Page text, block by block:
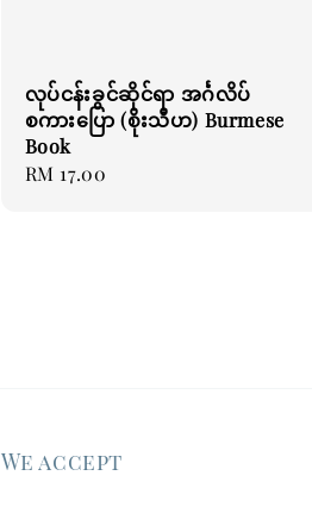
လုပ်ငန်းခွင်ဆိုင်ရာ အင်္ဂလိပ်
စကားပြော (စိုးသီဟ) Burmese
Book
Regular
RM 17.00
We accept